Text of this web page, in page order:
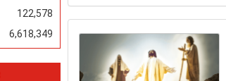
122,578
6,618,349